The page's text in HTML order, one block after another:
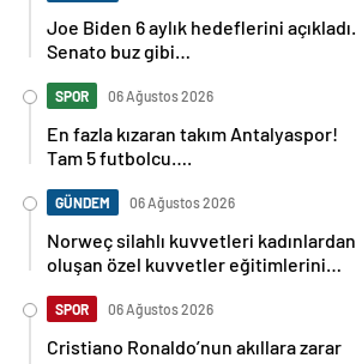
Joe Biden 6 aylık hedeflerini açıkladı.
Senato buz gibi…
SPOR 06 Ağustos 2026
En fazla kızaran takım Antalyaspor!
Tam 5 futbolcu….
GÜNDEM 06 Ağustos 2026
Norweç silahlı kuvvetleri kadınlardan
oluşan özel kuvvetler eğitimlerini
SPOR 06 Ağustos 2026
Cristiano Ronaldo’nun akıllara zarar